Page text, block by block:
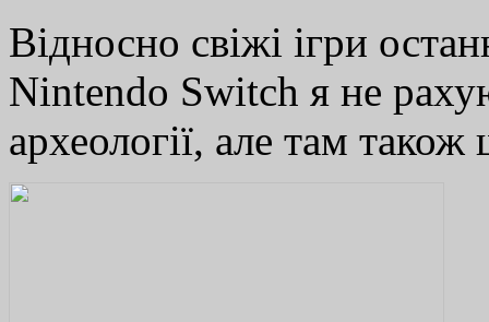
Відносно свіжі ігри
Nintendo Switch я не
археології, але там